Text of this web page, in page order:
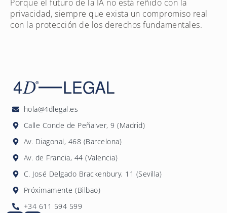
Porque el futuro de la IA no está reñido con la
privacidad, siempre que exista un compromiso real
con la protección de los derechos fundamentales.
hola@4dlegal.es
Calle Conde de Peñalver, 9 (Madrid)
Av. Diagonal, 468 (Barcelona)
Av. de Francia, 44 (Valencia)
C. José Delgado Brackenbury, 11 (Sevilla)
Próximamente (Bilbao)
+34 611 594 599